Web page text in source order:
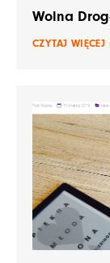
Wolna
CZYTAJ WIĘCEJ